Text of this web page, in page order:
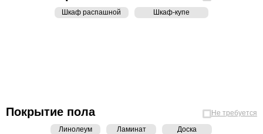
Шкаф распашной Шкаф-купе
Покрытие пола
Не требуется
Линолеум
Ламинат Доска